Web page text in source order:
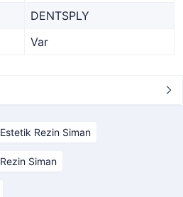
DENTSPLY
Var
Rezin Siman
Siman